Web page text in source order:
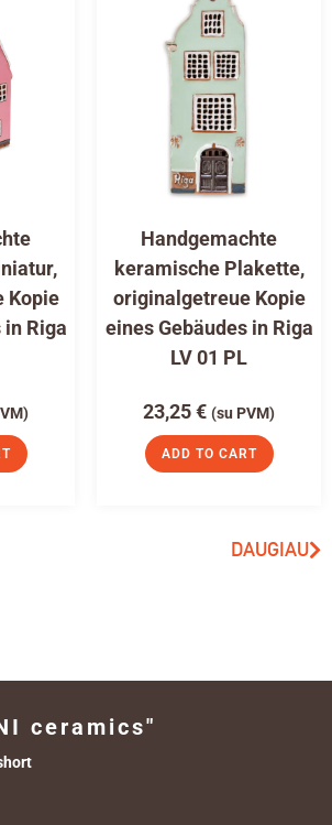
Kopie
in Riga
Handgemachte
keramische Plakette,
originalgetreue Kopie
eines Gebäudes in Riga
LV 01 PL
23,25€ (su PVM)
ADD TO CART
DAUGIAU
ceramics"